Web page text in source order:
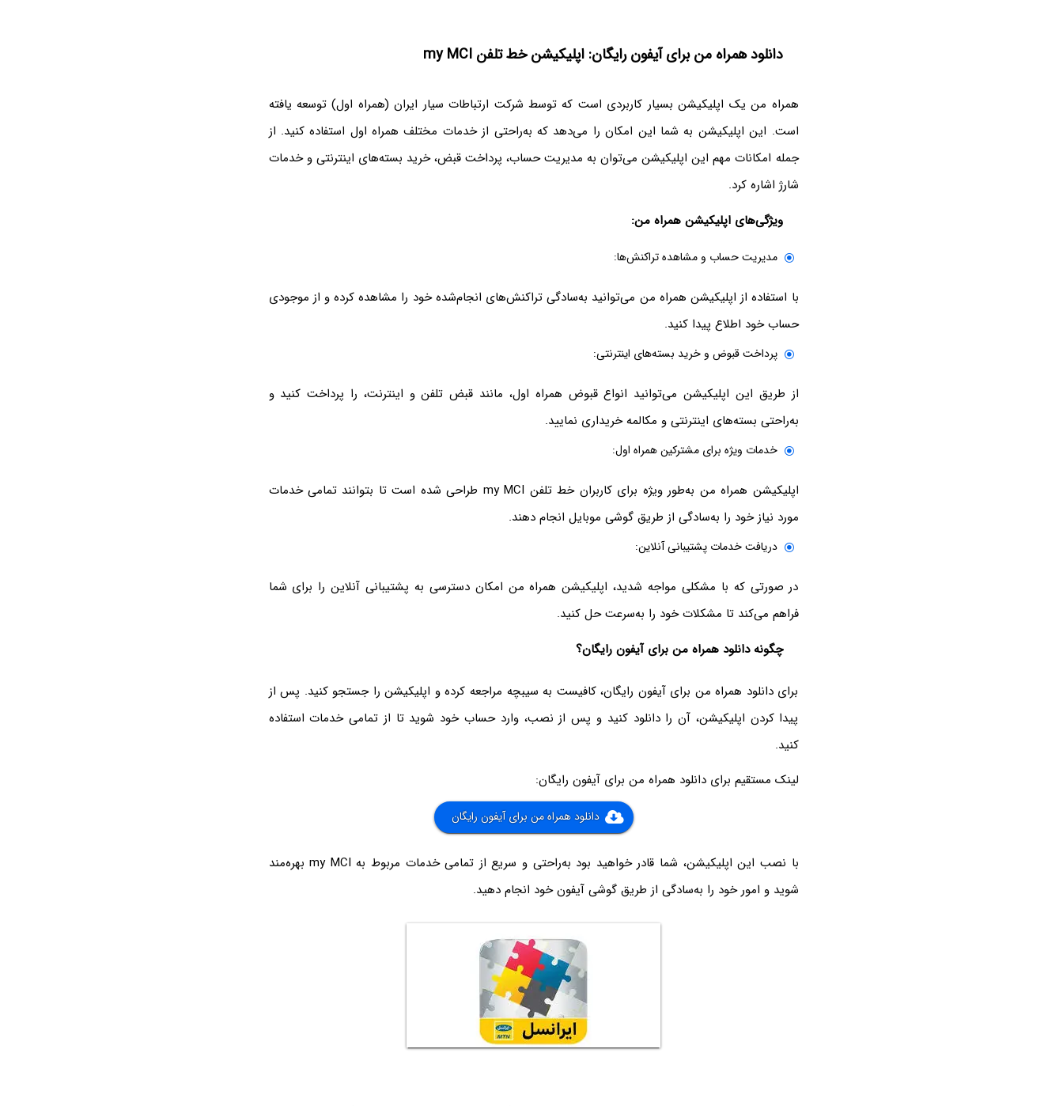
دانلود همراه من برای آیفون رایگان: اپلیکیشن خط تلفن my MCI
همراه من یک اپلیکیشن بسیار کاربردی است که توسط شرکت ارتباطات سیار ایران (همراه اول) توسعه یافته
است. این اپلیکیشن به شما این امکان را می‌دهد که به‌راحتی از خدمات مختلف همراه اول استفاده کنید. از
جمله امکانات مهم این اپلیکیشن می‌توان به مدیریت حساب، پرداخت قبض، خرید بسته‌های اینترنتی و خدمات
شارژ اشاره کرد.
ویژگی‌های اپلیکیشن همراه من:
مدیریت حساب و مشاهده تراکنش‌ها:
با استفاده از اپلیکیشن همراه من می‌توانید به‌سادگی تراکنش‌های انجام‌شده خود را مشاهده کرده و از موجودی
حساب خود اطلاع پیدا کنید.
پرداخت قبوض و خرید بسته‌های اینترنتی:
از طریق این اپلیکیشن می‌توانید انواع قبوض همراه اول، مانند قبض تلفن و اینترنت، را پرداخت کنید و
به‌راحتی بسته‌های اینترنتی و مکالمه خریداری نمایید.
خدمات ویژه برای مشترکین همراه اول:
اپلیکیشن همراه من به‌طور ویژه برای کاربران خط تلفن my MCI طراحی شده است تا بتوانند تمامی خدمات
مورد نیاز خود را به‌سادگی از طریق گوشی موبایل انجام دهند.
دریافت خدمات پشتیبانی آنلاین:
در صورتی که با مشکلی مواجه شدید، اپلیکیشن همراه من امکان دسترسی به پشتیبانی آنلاین را برای شما
فراهم می‌کند تا مشکلات خود را به‌سرعت حل کنید.
چگونه دانلود همراه من برای آیفون رایگان؟
برای دانلود همراه من برای آیفون رایگان، کافیست به سیبچه مراجعه کرده و اپلیکیشن را جستجو کنید. پس از
پیدا کردن اپلیکیشن، آن را دانلود کنید و پس از نصب، وارد حساب خود شوید تا از تمامی خدمات استفاده
کنید.
لینک مستقیم برای دانلود همراه من برای آیفون رایگان:
دانلود همراه من برای آیفون رایگان
با نصب این اپلیکیشن، شما قادر خواهید بود به‌راحتی و سریع از تمامی خدمات مربوط به my MCI بهره‌مند
شوید و امور خود را به‌سادگی از طریق گوشی آیفون خود انجام دهید.